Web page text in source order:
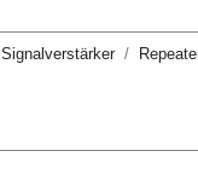
Signalverstärker